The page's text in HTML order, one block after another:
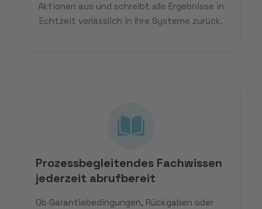
Aktionen aus und schreibt alle Ergebnisse in
Echtzeit verlässlich in Ihre Systeme zurück.
Prozessbegleitendes Fachwissen
jederzeit abrufbereit
Ob Garantiebedingungen, Rückgaben oder